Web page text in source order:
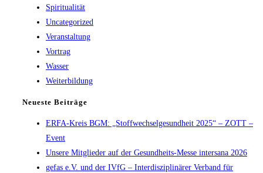
Spiritualität
Uncategorized
Veranstaltung
Vortrag
Wasser
Weiterbildung
Neueste Beiträge
ERFA-Kreis BGM: „Stoffwechselgesundheit 2025“ – ZOTT –
Event
Unsere Mitglieder auf der Gesundheits-Messe intersana 2026
gefas e.V. und der IVfG – Interdisziplinärer Verband für